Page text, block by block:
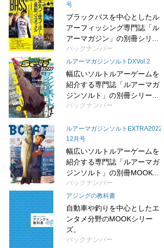
号
ブラックバスを中心としたル
アーフィッシング専門誌「ル
アーマガジン」の別冊シリ...
バックナンバー
ルアーマガジンソルトDXVol.2
幅広いソルトルアーゲームを
紹介する専門誌「ルアーマガ
ジンソルト」の別冊シリー...
バックナンバー
ルアーマガジンソルトEXTRA2022.
12月号
幅広いソルトルアーゲームを
紹介する専門誌「ルアーマガ
ジンソルト」の別冊MOOK...
バックナンバー
アジングの教科書
自動車や釣りを中心としたエ
ンタメ分野のMOOKシリー
ズ。
バックナンバー